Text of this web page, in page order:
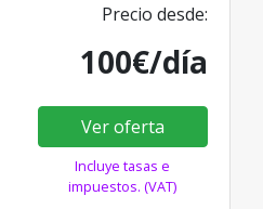
Precio desde:
100€/día
Ver oferta
Incluye tasas e
impuestos. (VAT)